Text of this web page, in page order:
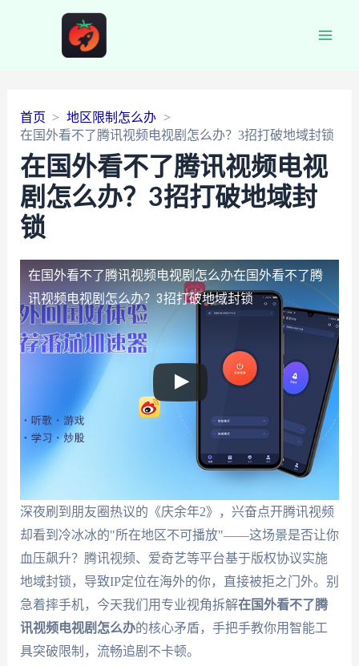
首页
地区限制怎么办
在国外看不了腾讯视频电视剧怎么办？3招打破地域封锁
在国外看不了腾讯视频电视
剧怎么办？3招打破地域封
锁
在国外看不了腾讯视频电视剧怎么办在国外看不了腾
讯视频电视剧怎么办？3招打破地域封锁
深夜刷到朋友圈热议的《庆余年2》，兴奋点开腾讯视频
却看到冷冰冰的"所在地区不可播放"——这场景是否让你
血压飙升？腾讯视频、爱奇艺等平台基于版权协议实施
地域封锁，导致IP定位在海外的你，直接被拒之门外。别
急着摔手机，今天我们用专业视角拆解在国外看不了腾
讯视频电视剧怎么办的核心矛盾，手把手教你用智能工
具突破限制，流畅追剧不卡顿。